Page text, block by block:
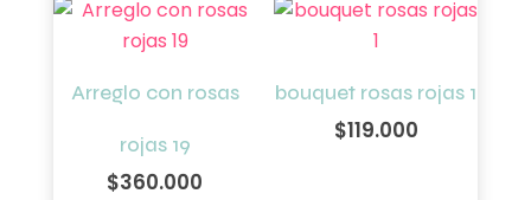
Arreglo con rosas
rojas 19
$360.000
bouquet rosas rojas 1
$119.000